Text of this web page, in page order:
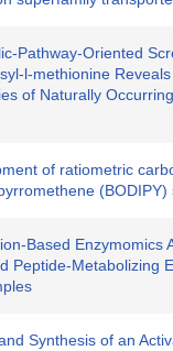
Pathway-Oriented
l-methionine
of Naturally
of ratiometric
(BODIPY)
Based Enzymomics
Peptide-Metabolizing
Synthesis of an